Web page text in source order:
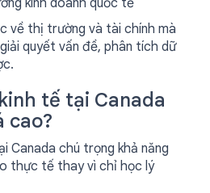
về thị trường và tài chính mà
quyết vấn đề, phân tích dữ
tế tại Canada
cao?
Canada chú trọng khả năng
thực tế thay vì chỉ học lý